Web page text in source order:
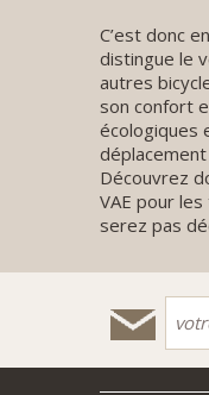
C’est donc
distingue le
autres
son confort
écologiques
déplacement
Découvrez
VAE pour
serez pas